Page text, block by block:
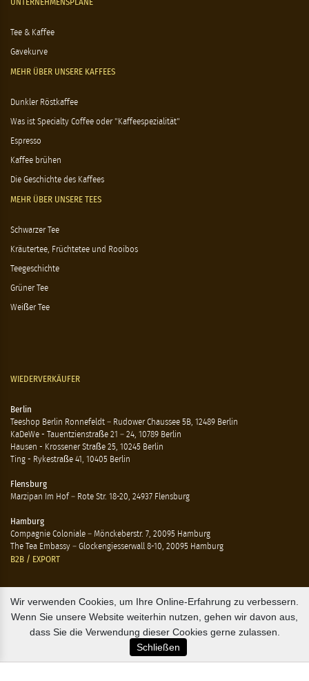
UNTERNEHMENSPLÄNE
Tee & Kaffee
Gavekurve
MEHR ÜBER UNSERE KAFFEES
Dunkler Röstkaffee
Was ist Specialty Coffee oder "Kaffeespezialität"
Espresso
Kaffee brühen
Die Geschichte des Kaffees
MEHR ÜBER UNSERE TEES
Schwarzer Tee
Kräutertee, Früchtetee und Rooibos
Teegeschichte
Grüner Tee
Weißer Tee
WIEDERVERKÄUFER
Berlin
Teeshop Berlin Ronnefeldt – Rudower Chaussee 5B, 12489 Berlin
KaDeWe - Tauentzienstraße 21 – 24, 10789 Berlin
Hausen - Krossener Straße 25, 10245 Berlin
Ting - Rykestraße 41, 10405 Berlin
Flensburg
Marzipan Im Hof – Rote Str. 18-20, 24937 Flensburg
Hamburg
Compagnie Coloniale – Mönckeberstr. 7, 20095 Hamburg
The Tea Embassy – Glockengiesserwall 8-10, 20095 Hamburg
B2B / EXPORT
sales@osterlandsk.dk
PRIVATER VERBRAUCHER / WEBSHOP
Wir verwenden Cookies, um Ihre Online-Erfahrung zu verbessern.
Wenn Sie unsere Website weiterhin nutzen, gehen wir davon aus,
dass Sie die Verwendung dieser Cookies gerne zulassen.
Schließen